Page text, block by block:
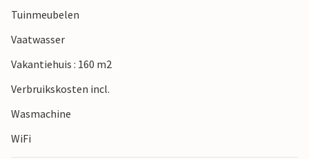
Tuinmeubelen
Vaatwasser
Vakantiehuis : 160 m2
Verbruikskosten incl.
Wasmachine
WiFi